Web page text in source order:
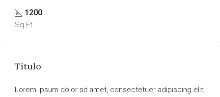
1200
Sq Ft
Título
Lorem ipsum dolor sit amet, consectetuer adipiscing elit,